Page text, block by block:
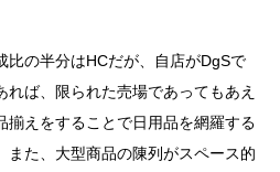
比の半分はHCだが、自店がDgSで
ば、限られた売場であってもあえ
揃えをすることで日用品を網羅する
また、大型商品の陳列がスペース的